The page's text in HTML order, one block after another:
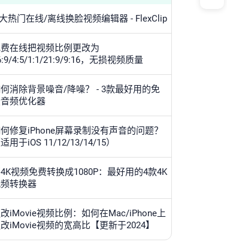
热门在线/离线换脸视频编辑器 - FlexClip
在线把视频比例更改为
4:5/1:1/21:9/9:16，无损视频质量
消除背景噪音/降噪？ - 3款最好用的免
频优化器
修复iPhone屏幕录制没有声音的问题？
适用于iOS 11/12/13/14/15）
视频免费转换成1080P：最好用的4款4K
转换器
iMovie视频比例：如何在Mac/iPhone上
iMovie视频的宽高比【更新于2024】